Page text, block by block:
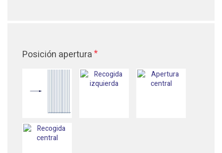
Posición apertura *